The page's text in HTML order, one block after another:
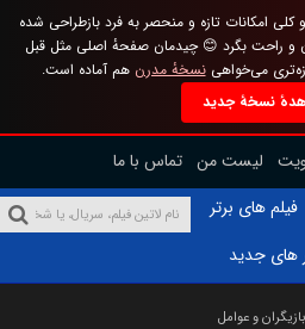
امکانات تازه و منحصر به فرد بازطراحی شده
راحت بگرد 😊 چیدمان صفحهٔ اصلی مثل قبل
می‌خواهینسخهٔ مدرن هم آماده است.
نسخهٔ جدید
لیست من تماس با ما
فیلم های برتر
های جدید
بازیگران و عوامل